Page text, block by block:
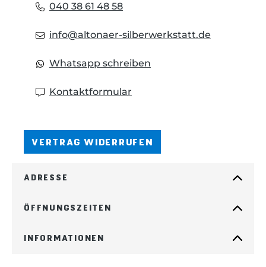
040 38 61 48 58
info@altonaer-silberwerkstatt.de
Whatsapp schreiben
Kontaktformular
VERTRAG WIDERRUFEN
ADRESSE
ÖFFNUNGSZEITEN
INFORMATIONEN